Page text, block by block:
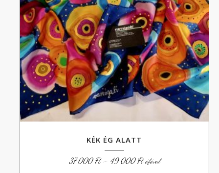
KÉK ÉG ALATT
37 000Ft – 49 000FtÁrtartomány:
37
áfával